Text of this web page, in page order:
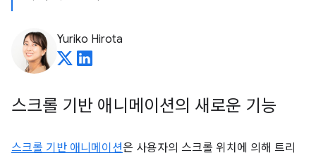
Yuriko Hirota
스크롤 기반 애니메이션의 새로운 기능
스크롤 기반 애니메이션은 사용자의 스크롤 위치에 의해 트리